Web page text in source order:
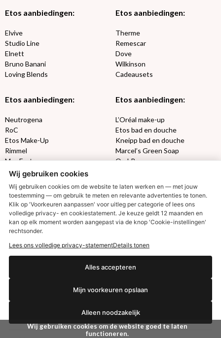
Etos aanbiedingen:
Elvive
Studio Line
Elnett
Bruno Banani
Loving Blends
Etos aanbiedingen:
Therme
Remescar
Dove
Wilkinson
Cadeausets
Etos aanbiedingen:
Neutrogena
RoC
Etos Make-Up
Rimmel
Max Factor
Etos aanbiedingen:
L’Oréal make-up
Etos bad en douche
Kneipp bad en douche
Marcel’s Green Soap
Oral-B
Etos aanbiedingen:
Aussie
Gillette
Gezichtsverzorging
Syoss
DETOXEN
Always
Libresse
Gliss Kur
Etos billendoekjes
VISION SUN
Zwitsal SUNWij gebruiken cookies om de website goed te laten
functioneren.
Wij gebruiken cookies
Wij gebruiken cookies om de website te laten werken en — met jouw
toestemming — om gebruik te meten en relevante advertenties te tonen.
Klik op 'Voorkeuren aanpassen' voor uitleg per categorie of lees ons
volledige privacy- en cookiestatement. Je keuze geldt 12 maanden en
kan op elk moment worden aangepast via de knop 'Cookie-instellingen'
rechtsonder.
Lees ons volledige privacy-statementDetails tonen
Alles accepteren
Mijn voorkeuren opslaan
Alleen noodzakelijk
€2,50 korting?
Ja, ik wil korting
Nee dankjewel